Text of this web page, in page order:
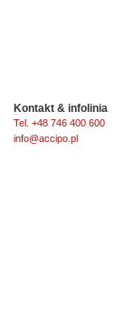
Kontakt & infolinia
Tel. +48 746 400 600
info@accipo.pl